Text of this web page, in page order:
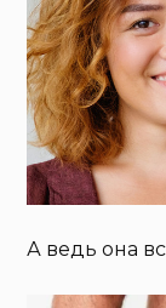
А ведь она